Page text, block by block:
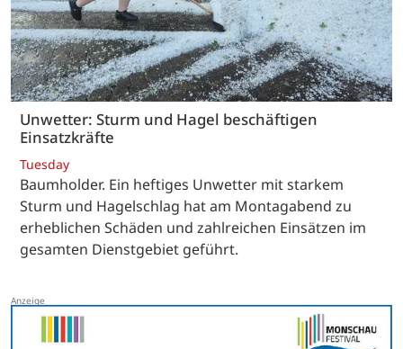
Unwetter: Sturm und Hagel beschäftigen
Einsatzkräfte
Tuesday
Baumholder. Ein heftiges Unwetter mit starkem
Sturm und Hagelschlag hat am Montagabend zu
erheblichen Schäden und zahlreichen Einsätzen im
gesamten Dienstgebiet geführt.